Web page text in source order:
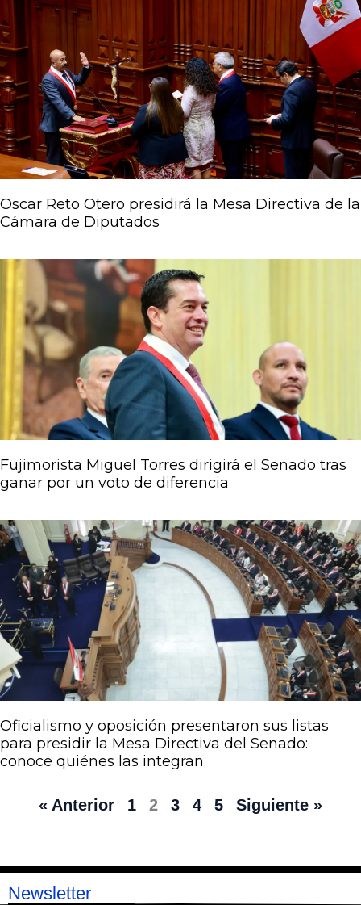
Oscar Reto Otero presidirá la Mesa Directiva de la
Cámara de Diputados
Fujimorista Miguel Torres dirigirá el Senado tras
ganar por un voto de diferencia
Oficialismo y oposición presentaron sus listas
para presidir la Mesa Directiva del Senado:
conoce quiénes las integran
« Anterior 1 2 3 4 5 Siguiente »
Newsletter